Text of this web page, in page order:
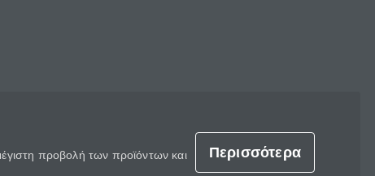
προβολή των προϊόντων και
Περισσότερα